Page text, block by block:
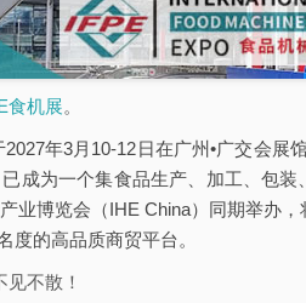
食机展。
年3月10-12日在广州•广交会展
成为一个集食品生产、加工、包装
业博览会（IHE China）同期举办
的高品质商贸平台。
不散！